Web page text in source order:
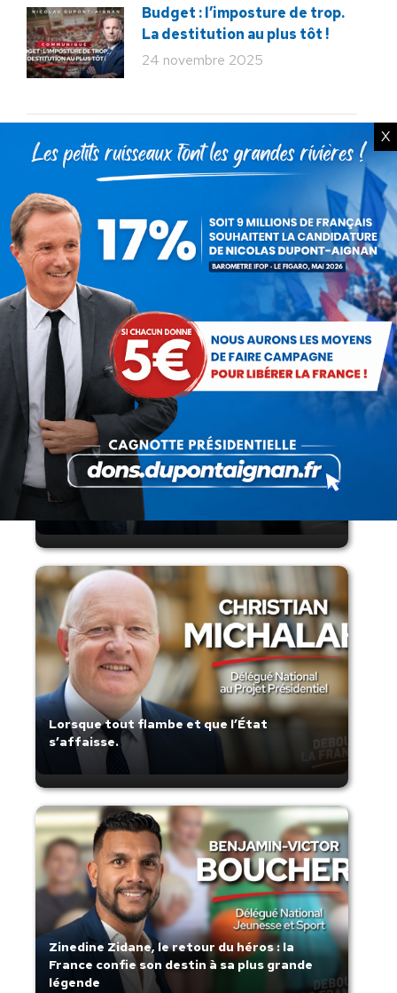
Budget : l’imposture de trop.
La destitution au plus tôt !
24 novembre 2025
Rechercher
Recherche
:
Articles récents
Présomption de légitimité de l’usage des
armes par les forces de l’ordre
Lorsque tout flambe et que l’État
s’affaisse.
Zinedine Zidane, le retour du héros : la
France confie son destin à sa plus grande
légende
X